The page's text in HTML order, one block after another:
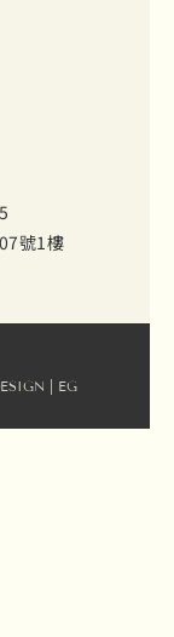
號1樓
| EG